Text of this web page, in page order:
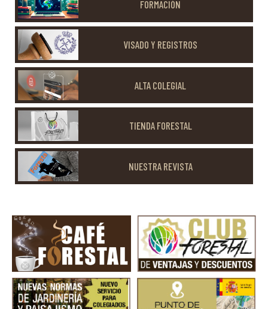
FORMACIÓN
VISADO Y REGISTROS
ALTA COLEGIAL
TIENDA FORESTAL
NUESTRA REVISTA